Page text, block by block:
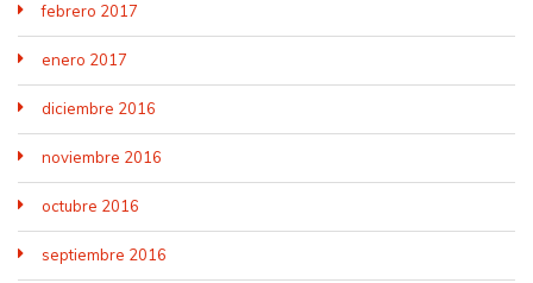
febrero 2017
enero 2017
diciembre 2016
noviembre 2016
octubre 2016
septiembre 2016